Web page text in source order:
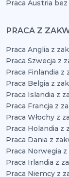
Praca Austria
PRACA Z
Praca Anglia z
Praca Szwecja z
Praca Finlandia
Praca Belgia z
Praca Islandia z
Praca Francja z
Praca Włochy z
Praca Holandia
Praca Dania z
Praca Norwegia
Praca Irlandia z
Praca Niemcy z